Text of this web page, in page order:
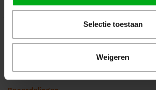
Selectie toestaan
Weigeren
Mijn Account